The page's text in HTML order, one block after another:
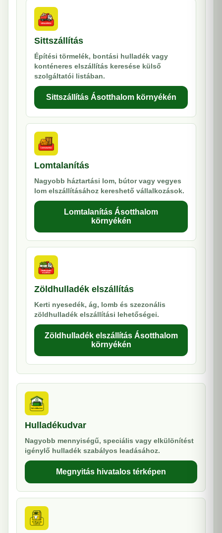
Sittszállítás
Építési törmelék, bontási hulladék vagy
konténeres elszállítás keresése külső
szolgáltatói listában.
Sittszállítás Ásotthalom környékén
Lomtalanítás
Nagyobb háztartási lom, bútor vagy vegyes
lom elszállításához kereshető vállalkozások.
Lomtalanítás Ásotthalom
környékén
Zöldhulladék elszállítás
Kerti nyesedék, ág, lomb és szezonális
zöldhulladék elszállítási lehetőségei.
Zöldhulladék elszállítás Ásotthalom
környékén
Hulladékudvar
Nagyobb mennyiségű, speciális vagy elkülönítést
igénylő hulladék szabályos leadásához.
Megnyitás hivatalos térképen